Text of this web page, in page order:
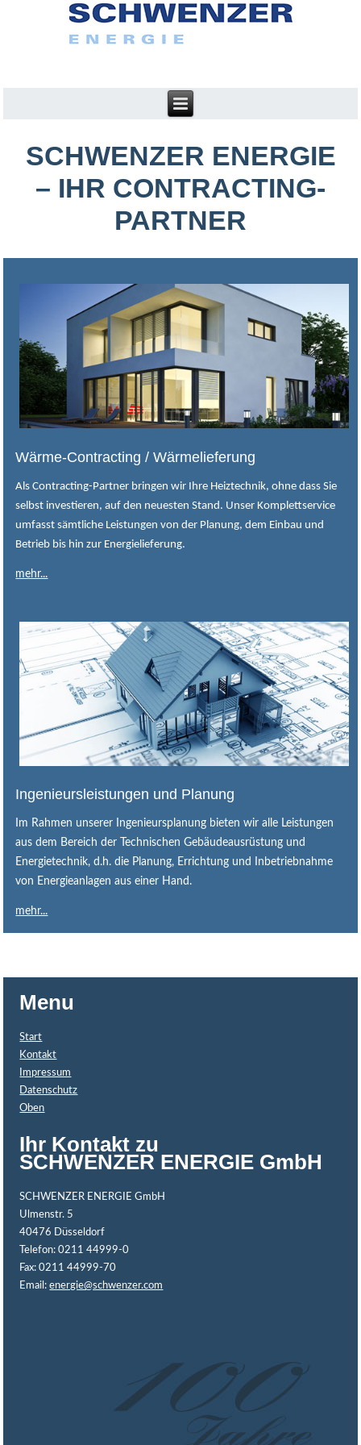
SCHWENZER ENERGIE
– IHR CONTRACTING-
PARTNER
Wärme-Contracting / Wärmelieferung
Als Contracting-Partner bringen wir Ihre Heiztechnik, ohne dass Sie
selbst investieren, auf den neuesten Stand. Unser Komplettservice
umfasst sämtliche Leistungen von der Planung, dem Einbau und
Betrieb bis hin zur Energielieferung.
mehr...
Ingenieursleistungen und Planung
Im Rahmen unserer Ingenieursplanung bieten wir alle Leistungen
aus dem Bereich der Technischen Gebäudeausrüstung und
Energietechnik, d.h. die Planung, Errichtung und Inbetriebnahme
von Energieanlagen aus einer Hand.
mehr...
Menu
Start
Kontakt
Impressum
Datenschutz
Oben
Ihr Kontakt zu
SCHWENZER ENERGIE GmbH
SCHWENZER ENERGIE GmbH
Ulmenstr. 5
40476 Düsseldorf
Telefon: 0211 44999-0
Fax: 0211 44999-70
Email:energie@schwenzer.com